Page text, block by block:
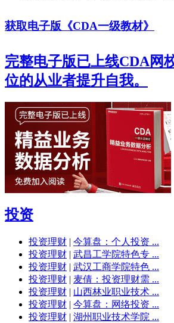
获取电子版《CDA一级教材》
完整电子版已上线CDA网
位的从业者提升自我。
投资
投资理财 | 今算盘：个人投资 ...
投资理财 | 武昌工学院特色专 ...
投资理财 | 武汉工商学院特色 ...
投资理财 | 麦倩：投资理财需 ...
投资理财 | 山西林业职业技术 ...
投资理财 | 今算盘：网络投资 ...
投资理财 | 湖州职业技术学院 ...